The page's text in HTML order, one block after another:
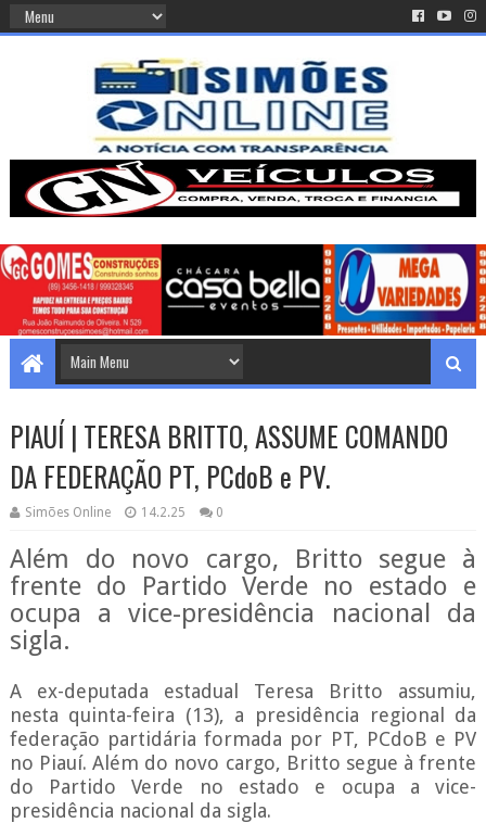
PIAUÍ | TERESA BRITTO, ASSUME COMANDO
DA FEDERAÇÃO PT, PCdoB e PV.
Simões Online 14.2.25 0
Além do novo cargo, Britto segue à
frente do Partido Verde no estado e
ocupa a vice-presidência nacional da
sigla.
A ex-deputada estadual Teresa Britto assumiu,
nesta quinta-feira (13), a presidência regional da
federação partidária formada por PT, PCdoB e PV
no Piauí. Além do novo cargo, Britto segue à frente
do Partido Verde no estado e ocupa a vice-
presidência nacional da sigla.